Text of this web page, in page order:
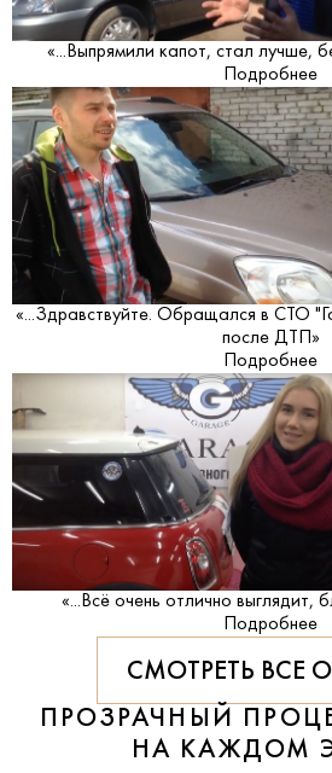
«...Выпрямили капот, стал лучше,
Подробнее
«...Здравствуйте. Обращался в СТО
после ДТП»
Подробнее
«...Всё очень отлично выглядит,
Подробнее
СМОТРЕТЬ ВСЕ
ПРОЗРАЧНЫЙ
НА КАЖДОМ